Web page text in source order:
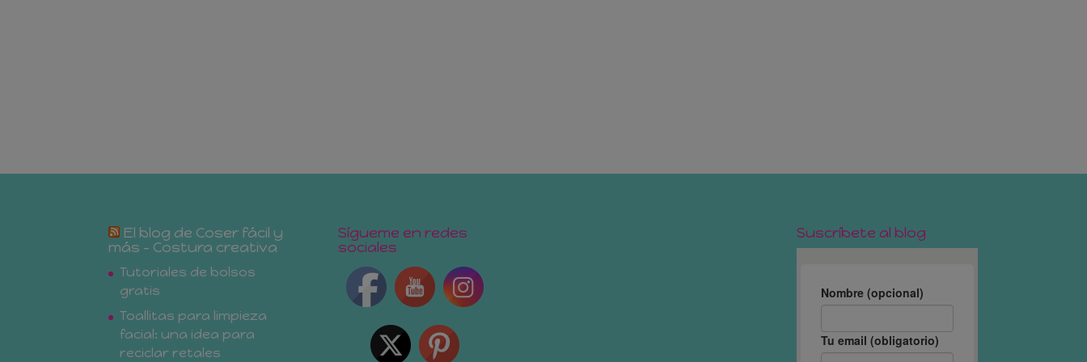
El blog de Coser fácil y
más – Costura creativa
Tutoriales de bolsos
gratis
Toallitas para limpieza
facial: una idea para
reciclar retales
Sígueme en redes
sociales
Suscríbete al blog